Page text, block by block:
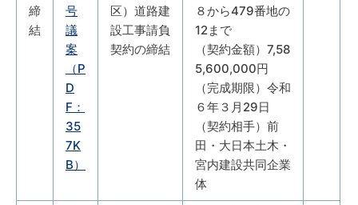
締
結
号
議
案
（P
D
F：
35
7K
B）
区）道路建
設工事請負
契約の締結
８から479番地の
12まで
（契約金額）7,58
5,600,000円
（完成期限）令和
６年３月29日
（契約相手）前
田・大日本土木・
宮内建設共同企業
体